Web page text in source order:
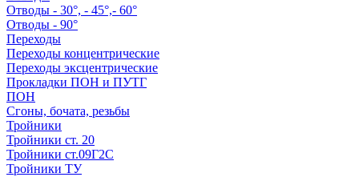
Отводы - 30°, - 45°,- 60°
Отводы - 90°
Переходы
Переходы концентрические
Переходы эксцентрические
Прокладки ПОН и ПУТГ
ПОН
Сгоны, бочата, резьбы
Тройники
Тройники ст. 20
Тройники ст.09Г2С
Тройники ТУ